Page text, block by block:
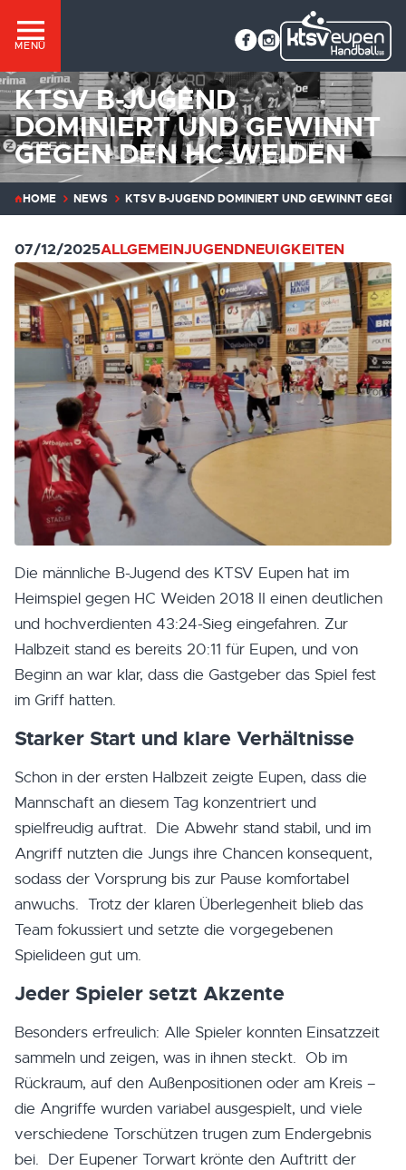
MENÜ
KTSV B-JUGEND
DOMINIERT UND GEWINNT
GEGEN DEN HC WEIDEN
HOME NEWS KTSV B-JUGEND DOMINIERT UND GEWINNT
07/12/2025ALLGEMEINJUGENDNEUIGKEITEN
Die männliche B-Jugend des KTSV Eupen hat im
Heimspiel gegen HC Weiden 2018 II einen deutlichen
und hochverdienten 43:24-Sieg eingefahren. Zur
Halbzeit stand es bereits 20:11 für Eupen, und von
Beginn an war klar, dass die Gastgeber das Spiel fest
im Griff hatten.
Starker Start und klare Verhältnisse
Schon in der ersten Halbzeit zeigte Eupen, dass die
Mannschaft an diesem Tag konzentriert und
spielfreudig auftrat. Die Abwehr stand stabil, und im
Angriff nutzten die Jungs ihre Chancen konsequent,
sodass der Vorsprung bis zur Pause komfortabel
anwuchs. Trotz der klaren Überlegenheit blieb das
Team fokussiert und setzte die vorgegebenen
Spielideen gut um.
Jeder Spieler setzt Akzente
Besonders erfreulich: Alle Spieler konnten Einsatzzeit
sammeln und zeigen, was in ihnen steckt. Ob im
Rückraum, auf den Außenpositionen oder am Kreis –
die Angriffe wurden variabel ausgespielt, und viele
verschiedene Torschützen trugen zum Endergebnis
bei. Der Eupener Torwart krönte den Auftritt der